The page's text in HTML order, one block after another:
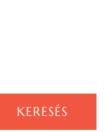
KERESÉS